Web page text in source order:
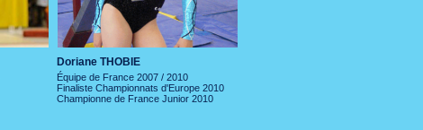
Doriane THOBIE
Équipe de France 2007 / 2010
Finaliste Championnats d'Europe 2010
Championne de France Junior 2010